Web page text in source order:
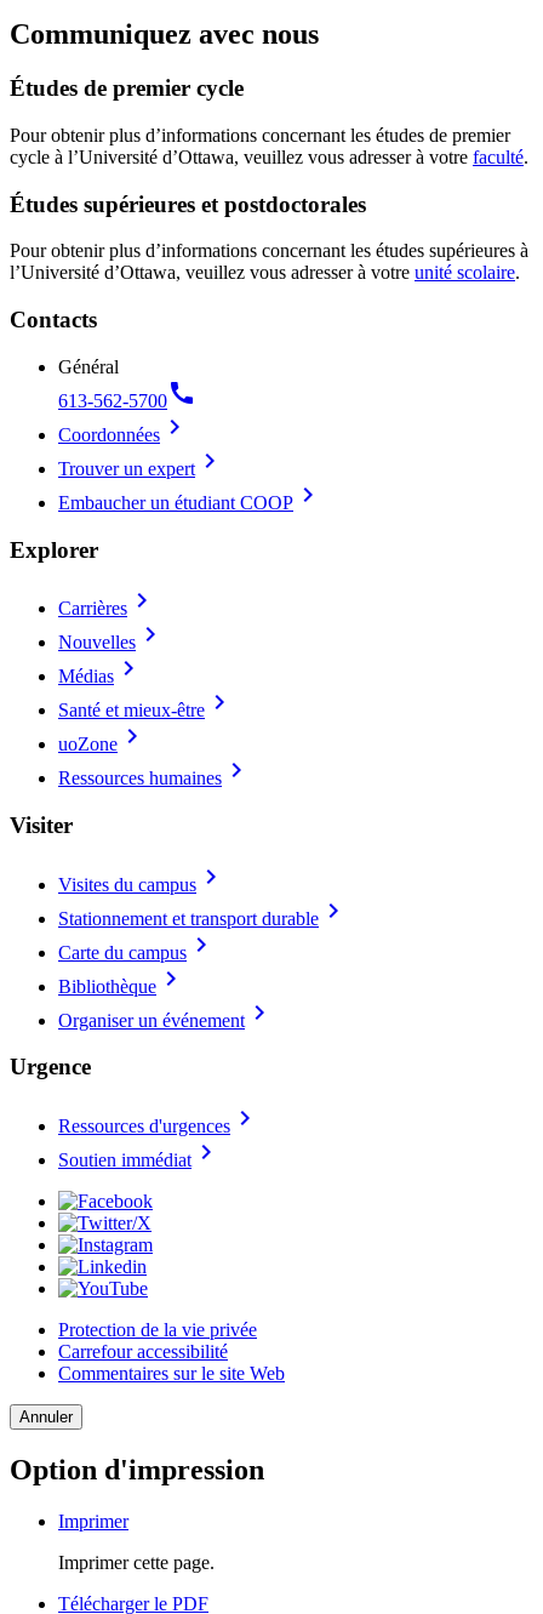
Communiquez avec nous
Études de premier cycle
Pour obtenir plus d’informations concernant les études de premier
cycle à l’Université d’Ottawa, veuillez vous adresser à votre faculté.
Études supérieures et postdoctorales
Pour obtenir plus d’informations concernant les études supérieures à
l’Université d’Ottawa, veuillez vous adresser à votre unité scolaire.
Contacts
Général
613-562-5700call
Coordonnées chevron_right
Trouver un expert chevron_right
Embaucher un étudiant COOP chevron_right
Explorer
Carrières chevron_right
Nouvelles chevron_right
Médias chevron_right
Santé et mieux-être chevron_right
uoZone chevron_right
Ressources humaines chevron_right
Visiter
Visites du campus chevron_right
Stationnement et transport durable chevron_right
Carte du campus chevron_right
Bibliothèque chevron_right
Organiser un événement chevron_right
Urgence
Ressources d'urgences chevron_right
Soutien immédiat chevron_right
Protection de la vie privée
Carrefour accessibilité
Commentaires sur le site Web
Annuler
Option d'impression
Imprimer
Imprimer cette page.
Télécharger le PDF